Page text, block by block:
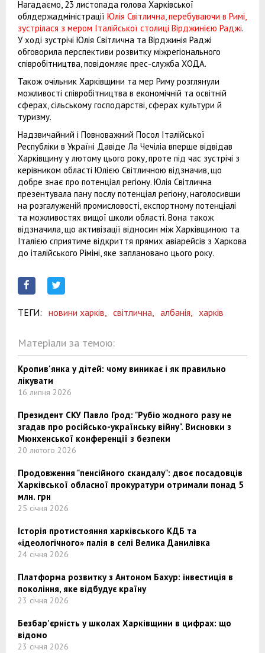
Нагадаємо, 23 листопада голова Харківської
облдержадміністрації Юлія Світлична, перебуваючи в Римі,
зустрілася з мером Італійської столиці Вірджинією Раджі.
У ході зустрічі Юлія Світлична та Вірджинія Раджі
обговорила перспективи розвитку міжрегіонального
співробітництва, повідомляє прес-служба ХОДА.
Також очільник Харківщини та мер Риму розглянули
можливості співробітництва в економічній та освітній
сферах, сільському господарстві, сферах культури й
туризму.
Надзвичайний і Повноважний Посол Італійської
Республіки в Україні Давіде Ла Чечіліа вперше відвідав
Харківщину у лютому цього року, проте під час зустрічі з
керівником області Юлією Світличною відзначив, що
добре знає про потенціал регіону. Юлія Світлична
презентувала пану послу потенціал регіону, наголосивши
на розгалуженій промисловості, експортному потенціалі
та можливостях вищої школи області. Вона також
відзначила, що активізації відносин між Харківщиною та
Італією сприятиме відкриття прямих авіарейсів з Харкова
до італійського Ріміні, яке заплановано цього року.
ТЕГИ: новини харків, світлична, албанія, харків
Матеріали за темою:
Кропив'янка у дітей: чому виникає і як правильно
лікувати
16 липня 2026
Президент СКУ Павло Грод: "Рубіо жодного разу не
згадав про російсько-українську війну". Висновки з
Мюнхенської конференції з безпеки
20 лютого 2026
Продовження "пенсійного скандалу": двоє посадовців
Харківської обласної прокуратури отримали понад 5
млн. грн
25 січня 2026
Історія протистояння харківського КДБ та
«ідеологічного» палія в селі Велика Данилівка
24 січня 2026
Платформа розвитку з Антоном Бахур: інвестиція в
покоління, яке відбудує країну
23 січня 2026
Безбар’єрність у школах Харківщини в цифрах: що
відомо
23 січня 2026